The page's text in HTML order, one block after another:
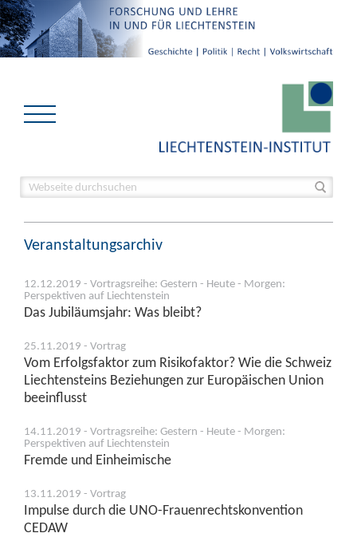
Veranstaltungsarchiv
12.12.2019 - Vortragsreihe: Gestern - Heute - Morgen:
Perspektiven auf Liechtenstein
Das Jubiläumsjahr: Was bleibt?
25.11.2019 - Vortrag
Vom Erfolgsfaktor zum Risikofaktor? Wie die Schweiz
Liechtensteins Beziehungen zur Europäischen Union
beeinflusst
14.11.2019 - Vortragsreihe: Gestern - Heute - Morgen:
Perspektiven auf Liechtenstein
Fremde und Einheimische
13.11.2019 - Vortrag
Impulse durch die UNO-Frauenrechtskonvention
CEDAW